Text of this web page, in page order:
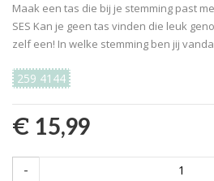
Maak een tas die bij je stemming past
SES Kan je geen tas vinden die leuk
zelf een! In welke stemming ben jij
259 4144
€ 15,99
-